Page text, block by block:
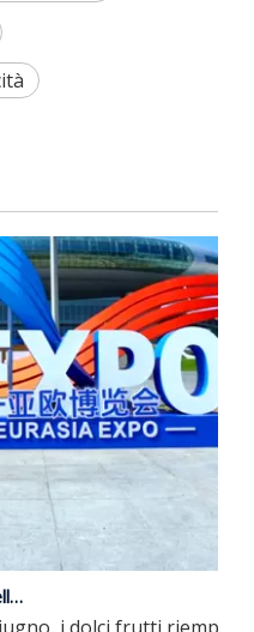
di un'auto elettrica a
Il nuovo viaggio lungo la via della seta | JP Group debutta alla nona edizione dell'Expo Cina-Eurasia
i dolci frutti